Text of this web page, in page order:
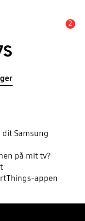
2
dit Samsung
på mit tv?
appen